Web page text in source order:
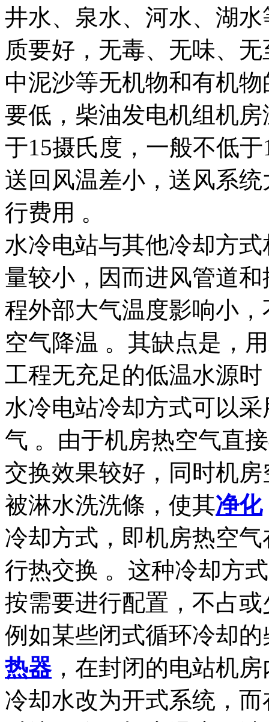
井水、泉水、河水、湖
质要好，无毒、无味、
中泥沙等无机物和有机
要低，柴油发电机组机
于15摄氏度，一般不低
送回风温差小，送风系
行费用 。
水冷电站与其他冷却方
量较小，因而进风管道
程外部大气温度影响小
空气降温 。其缺点是，
工程无充足的低温水源
水冷电站冷却方式可以
气 。由于机房热空气直
交换效果较好，同时机
被淋水洗洗條，使其净化
冷却方式，即机房热空
行热交换 。这种冷却方
按需要进行配置，不占
例如某些闭式循环冷却
热器，在封闭的电站机
冷却水改为开式系统，